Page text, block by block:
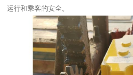
运行和乘客的安全。